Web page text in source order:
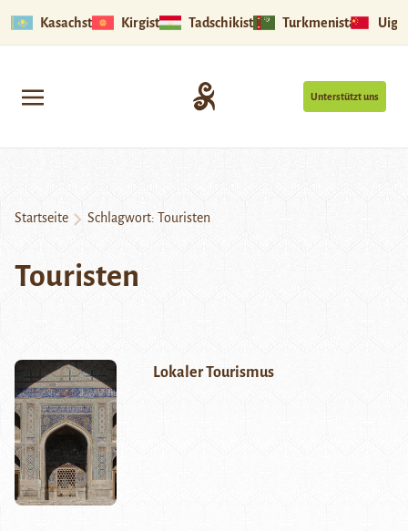
Kasachstan Kirgistan Tadschikistan Turkmenistan
Unterstützt uns
Startseite Schlagwort: Touristen
Touristen
Lokaler Tourismus